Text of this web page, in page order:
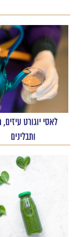
לאסי יוגורט עיזים,
ותבלינים